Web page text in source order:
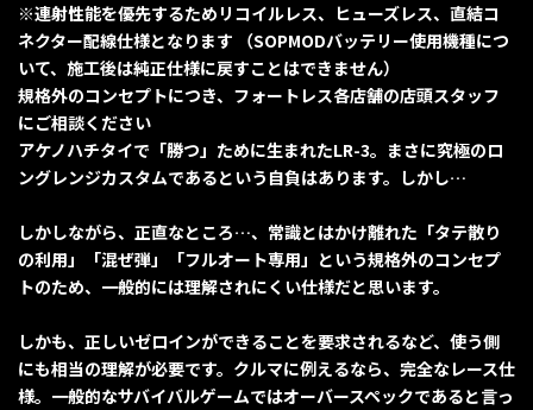
※連射性能を優先するためリコイルレス、ヒューズレス、直結コ
ネクター配線仕様となります （SOPMODバッテリー使用機種につ
いて、施工後は純正仕様に戻すことはできません）
規格外のコンセプトにつき、フォートレス各店舗の店頭スタッフ
にご相談ください
アケノハチタイで「勝つ」ために生まれたLR-3。まさに究極のロ
ングレンジカスタムであるという自負はあります。しかし…
しかしながら、正直なところ…、常識とはかけ離れた「タテ散り
の利用」「混ぜ弾」「フルオート専用」という規格外のコンセプ
トのため、一般的には理解されにくい仕様だと思います。
しかも、正しいゼロインができることを要求されるなど、使う側
にも相当の理解が必要です。クルマに例えるなら、完全なレース仕
様。一般的なサバイバルゲームではオーバースペックであると言っ